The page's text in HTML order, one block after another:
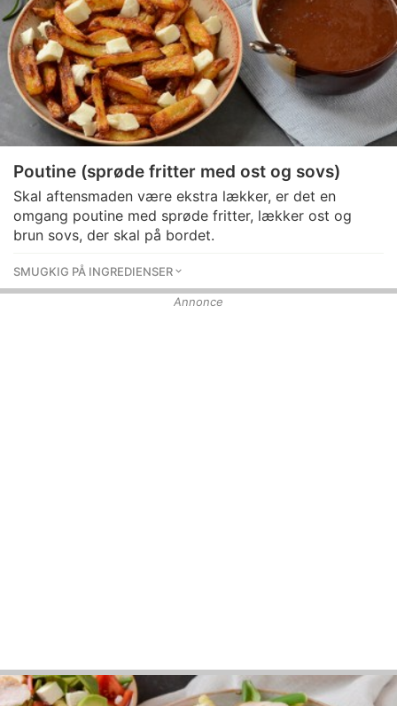
Poutine (sprøde fritter med ost og sovs)
Skal aftensmaden være ekstra lækker, er det en
omgang poutine med sprøde fritter, lækker ost og
brun sovs, der skal på bordet.
SMUGKIG PÅ INGREDIENSER
Annonce